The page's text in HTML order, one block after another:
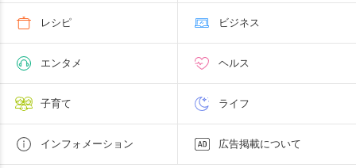
レシピ ビジネス
エンタメ ヘルス
子育て ライフ
インフォメーション 広告掲載について